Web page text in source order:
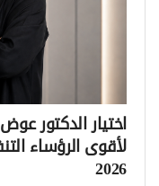
اختيار الدكتور
لأقوى الرؤساء
2026